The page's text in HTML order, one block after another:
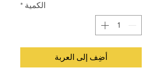
الكمية *
أضِف إلى العربة